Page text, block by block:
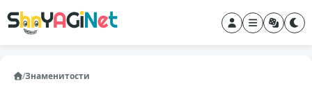
/Знаменитости